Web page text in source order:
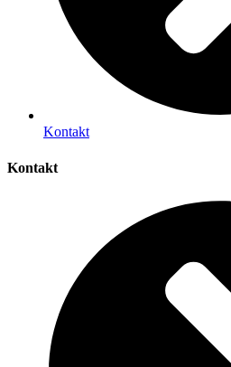
Kontakt
Kontakt